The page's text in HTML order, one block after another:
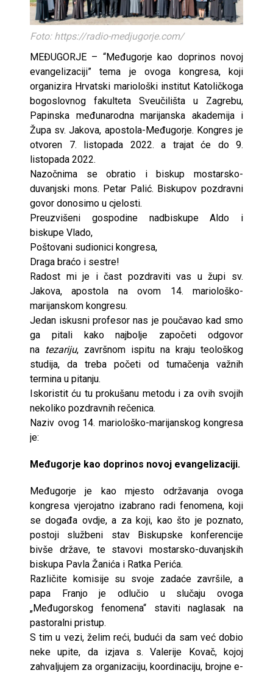
Foto: https://radio-medjugorje.com/
MEĐUGORJE – “Međugorje kao doprinos novoj
evangelizaciji” tema je ovoga kongresa, koji
organizira Hrvatski mariološki institut Katoličkoga
bogoslovnog fakulteta Sveučilišta u Zagrebu,
Papinska međunarodna marijanska akademija i
Župa sv. Jakova, apostola-Međugorje. Kongres je
otvoren 7. listopada 2022. a trajat će do 9.
listopada 2022.
Nazočnima se obratio i biskup mostarsko-
duvanjski mons. Petar Palić. Biskupov pozdravni
govor donosimo u cjelosti.
Preuzvišeni gospodine nadbiskupe Aldo i
biskupe Vlado,
Poštovani sudionici kongresa,
Draga braćo i sestre!
Radost mi je i čast pozdraviti vas u župi sv.
Jakova, apostola na ovom 14. mariološko-
marijanskom kongresu.
Jedan iskusni profesor nas je poučavao kad smo
ga pitali kako najbolje započeti odgovor
na tezariju, završnom ispitu na kraju teološkog
studija, da treba početi od tumačenja važnih
termina u pitanju.
Iskoristit ću tu prokušanu metodu i za ovih svojih
nekoliko pozdravnih rečenica.
Naziv ovog 14. mariološko-marijanskog kongresa
je:
Međugorje kao doprinos novoj evangelizaciji.
Međugorje je kao mjesto održavanja ovoga
kongresa vjerojatno izabrano radi fenomena, koji
se događa ovdje, a za koji, kao što je poznato,
postoji službeni stav Biskupske konferencije
bivše države, te stavovi mostarsko-duvanjskih
biskupa Pavla Žanića i Ratka Perića.
Različite komisije su svoje zadaće završile, a
papa Franjo je odlučio u slučaju ovoga
„Međugorskog fenomena“ staviti naglasak na
pastoralni pristup.
S tim u vezi, želim reći, budući da sam već dobio
neke upite, da izjava s. Valerije Kovač, kojoj
zahvaljujem za organizaciju, koordinaciju, brojne e-